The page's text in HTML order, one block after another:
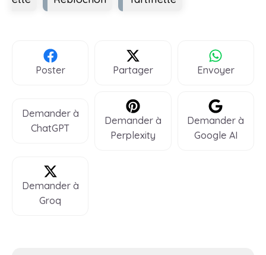
Poster Partager Envoyer
Demander à
ChatGPT
Demander à
Perplexity
Demander à
Google AI
Demander à
Groq